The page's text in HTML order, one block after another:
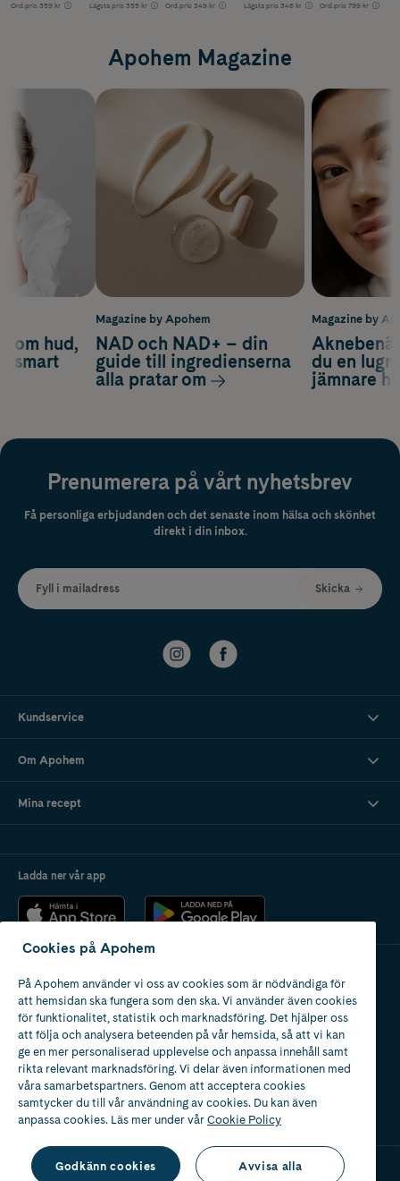
Ord.pris 359 kr Lägsta pris 355 kr Ord.pris 349 kr Lägsta pris 346 kr Ord.pris 799 kr
Apohem Magazine
Magazine by
du en
jämnare
om hud,
smart
Magazine by Apohem
NAD och NAD+ – din
guide till ingredienserna
alla pratar om
Prenumerera på vårt nyhetsbrev
Få personliga erbjudanden och det senaste inom hälsa och skönhet
direkt i din inbox.
Fyll i mailadress Skicka
Kundservice
Om Apohem
Mina recept
Ladda ner vår app
Apotek med tillstånd
av Läkemedelsverket
Cookies på Apohem
På Apohem använder vi oss av cookies som är nödvändiga för
att hemsidan ska fungera som den ska. Vi använder även cookies
för funktionalitet, statistik och marknadsföring. Det hjälper oss
att följa och analysera beteenden på vår hemsida, så att vi kan
ge en mer personaliserad upplevelse och anpassa innehåll samt
rikta relevant marknadsföring. Vi delar även informationen med
våra samarbetspartners. Genom att acceptera cookies
samtycker du till vår användning av cookies. Du kan även
anpassa cookies. Läs mer under vårCookie Policy
Godkänn cookies Avvisa alla